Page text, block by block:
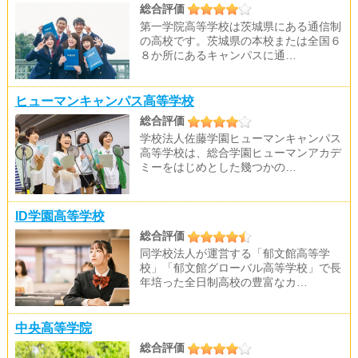
総合評価
第一学院高等学校は茨城県にある通信制
の高校です。茨城県の本校または全国６
８か所にあるキャンパスに通…
ヒューマンキャンパス高等学校
総合評価
学校法人佐藤学園ヒューマンキャンパス
高等学校は、総合学園ヒューマンアカデ
ミーをはじめとした幾つかの…
ID学園高等学校
総合評価
同学校法人が運営する「郁文館高等学
校」「郁文館グローバル高等学校」で長
年培った全日制高校の豊富なカ…
中央高等学院
総合評価